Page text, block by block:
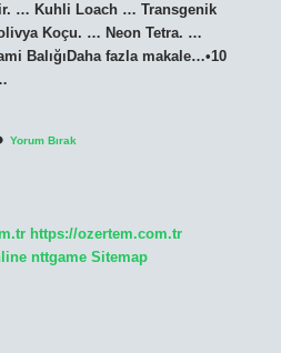
… Kuhli Loach … Transgenik
Koçu. … Neon Tetra. …
BalığıDaha fazla makale…•10
Yorum Bırak
https://ozertem.com.tr
nttgame Sitemap